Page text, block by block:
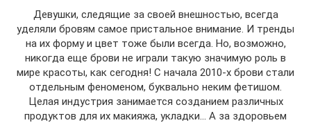
Девушки, следящие за своей внешностью, всегда
уделяли бровям самое пристальное внимание. И тренды
на их форму и цвет тоже были всегда. Но, возможно,
никогда еще брови не играли такую значимую роль в
мире красоты, как сегодня! С начала 2010-х брови стали
отдельным феноменом, буквально неким фетишом.
Целая индустрия занимается созданием различных
продуктов для их макияжа, укладки… А за здоровьем